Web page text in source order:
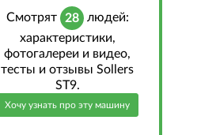
Cмотрят 28 людей:
характеристики,
фотогалереи и видео,
тесты и отзывы Sollers
ST9.
Хочу узнать про эту машину